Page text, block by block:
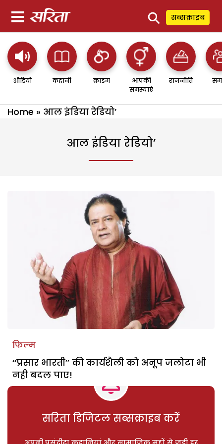
⚲ सब्सक्राइब
ऑडियो कहानी क्राइम
आपकी
समस्याएं
राजनीति
Home » आल इंडिया रेडियो’
आल इंडिया रेडियो’
फिल्म
‘‘प्रसार भारती’’ की कार्यशैली को अनूप जलोटा भी
नही बदल पाए!
सरिता डिजिटल सब्सक्राइब करें